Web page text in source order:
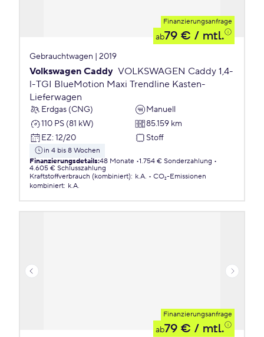
Finanzierungsanfrage
ab79 € / mtl.
Gebrauchtwagen | 2019
Volkswagen Caddy VOLKSWAGEN Caddy 1,4-
l-TGI BlueMotion Maxi Trendline Kasten-
Lieferwagen
Erdgas (CNG)
Manuell
110 PS (81 kW)
85.159 km
EZ: 12/20 Stoff
in 4 bis 8 Wochen
Finanzierungsdetails:48 Monate 1.754 € Sonderzahlung
4.605 € Schlusszahlung
Kraftstoffverbrauch (kombiniert): k.A.
CO₂-Emissionen
kombiniert: k.A.
Finanzierungsanfrage
ab79 € / mtl.